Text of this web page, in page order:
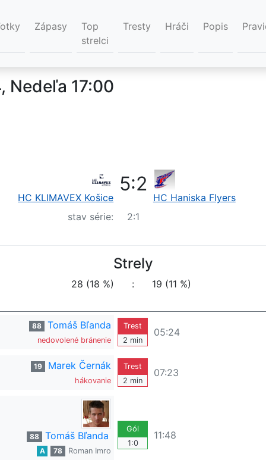
Zápasy
Top
strelci
Tresty Hráči Popis
Nedeľa 17:00
HC KLIMAVEX Košice
5:2
HC Haniska Flyers
stav série:
2:1
Strely
28 (18 %) : 19 (11 %)
88 Tomáš Bľanda
nedovolené bránenie
Trest
2 min
05:24
19 Marek Černák
hákovanie
Trest
2 min
07:23
88 Tomáš Bľanda
A 78
Roman Imro
Gól
1:0
11:48